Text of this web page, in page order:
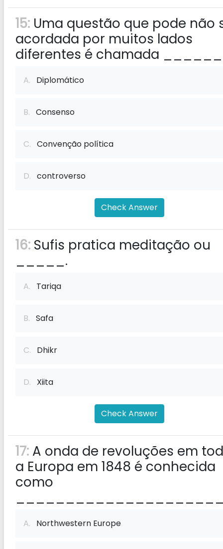
15: Uma questão que pode não
acordada por muitos lados
diferentes é chamada
A. Diplomático
B. Consenso
C. Convenção política
D. controverso
Check Answer
16: Sufis pratica meditação ou
_____.
A. Tariqa
B. Safa
C. Dhikr
D. Xiita
Check Answer
17: A onda de revoluções em
a Europa em 1848 é conhecida
como
A. Northwestern Europe